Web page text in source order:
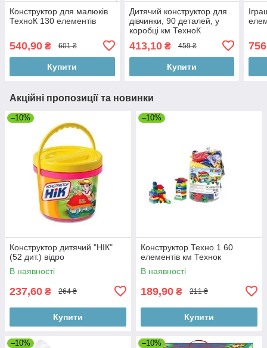
Конструктор для малюків
ТехноК 130 елементів
540,90 ₴ 601 ₴
Купити
Дитячий конструктор для
дівчинки, 90 деталей, у
коробці км ТехноК
413,10₴ 459 ₴
Купити
756
Акційні пропозиції та новинки
–10%
Конструктор дитячий "НІК"
(52 дит.) відро
В наявності
237,60 ₴ 264 ₴
Купити
–10%
Конструктор Техно 1 60
елементів км Технок
В наявності
189,90 ₴ 211 ₴
Купити
–10% –10%